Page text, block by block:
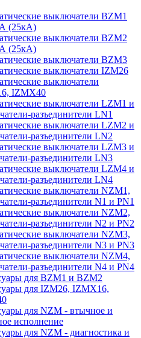
выключатели BZM1
(25кА)
выключатели BZM2
(25кА)
выключатели BZM3
выключатели IZM26
выключатели
IZMX40
выключатели LZM1 и
разъединители LN1
выключатели LZM2 и
разъединители LN2
выключатели LZM3 и
разъединители LN3
выключатели LZM4 и
разъединители LN4
выключатели NZM1,
разъединители N1 и PN1
выключатели NZM2,
разъединители N2 и PN2
выключатели NZM3,
разъединители N3 и PN3
выключатели NZM4,
разъединители N4 и PN4
для BZM1 и BZM2
для IZM26, IZMX16,
для NZM - втычное и
исполнение
для NZM - диагностика и